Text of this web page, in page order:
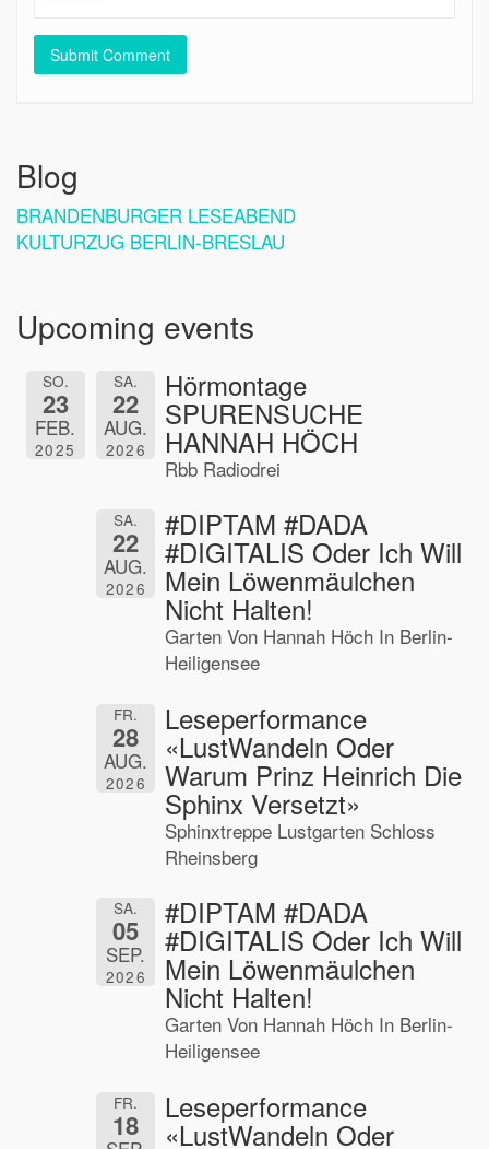
Blog
BRANDENBURGER LESEABEND
KULTURZUG BERLIN-BRESLAU
Upcoming events
SO.
23
FEB.
2025
SA.
22
AUG.
2026
Hörmontage
SPURENSUCHE
HANNAH HÖCH
Rbb Radiodrei
SA.
22
AUG.
2026
#DIPTAM #DADA
#DIGITALIS Oder Ich Will
Mein Löwenmäulchen
Nicht Halten!
Garten Von Hannah Höch In Berlin-
Heiligensee
FR.
28
AUG.
2026
Leseperformance
«LustWandeln Oder
Warum Prinz Heinrich Die
Sphinx Versetzt»
Sphinxtreppe Lustgarten Schloss
Rheinsberg
SA.
05
SEP.
2026
#DIPTAM #DADA
#DIGITALIS Oder Ich Will
Mein Löwenmäulchen
Nicht Halten!
Garten Von Hannah Höch In Berlin-
Heiligensee
FR.
18 Leseperformance
«LustWandeln Oder